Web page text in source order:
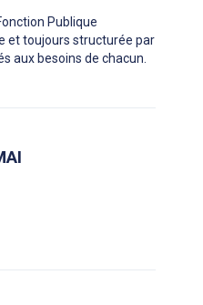
Publique
et toujours structurée par
aux besoins de chacun.